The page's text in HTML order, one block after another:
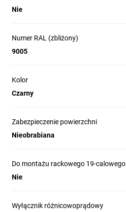
Nie
Numer RAL (zbliżony)
9005
Kolor
Czarny
Zabezpieczenie powierzchni
Nieobrabiana
Do montażu rackowego 19-calowego
Nie
Wyłącznik różnicowoprądowy